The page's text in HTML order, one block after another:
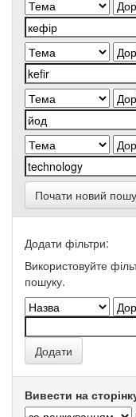
Почати новий
Додати фільтри:
Використовуйте
пошуку.
Вивести на